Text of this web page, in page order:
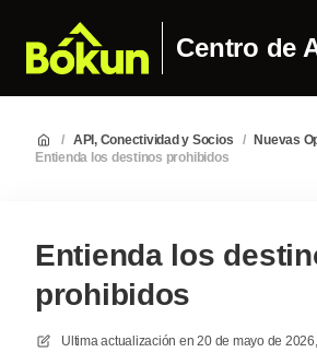
Centro de
/ API, Conectividad y Socios / Nuevas
Entienda los destinos prohibidos
Entienda los
prohibidos
Ultima actualización en 20 de mayo de